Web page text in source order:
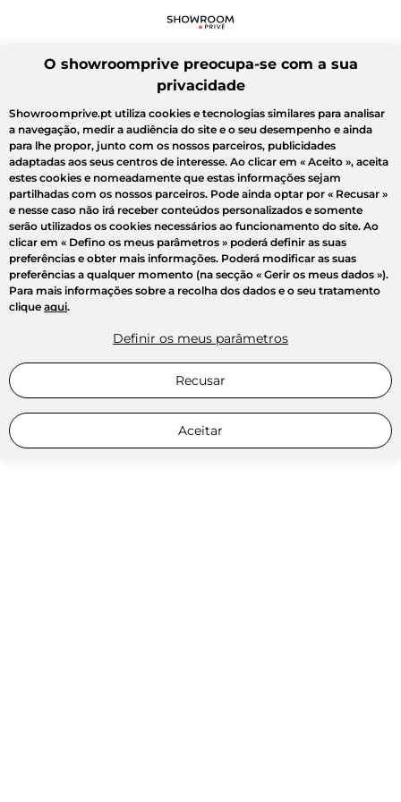
O showroomprive preocupa-se com a sua
privacidade
Showroomprive.pt utiliza cookies e tecnologias similares para analisar
a navegação, medir a audiência do site e o seu desempenho e ainda
para lhe propor, junto com os nossos parceiros, publicidades
adaptadas aos seus centros de interesse. Ao clicar em « Aceito », aceita
estes cookies e nomeadamente que estas informações sejam
partilhadas com os nossos parceiros. Pode ainda optar por « Recusar »
e nesse caso não irá receber conteúdos personalizados e somente
serão utilizados os cookies necessários ao funcionamento do site. Ao
clicar em « Defino os meus parâmetros » poderá definir as suas
preferências e obter mais informações. Poderá modificar as suas
preferências a qualquer momento (na secção « Gerir os meus dados »).
Para mais informações sobre a recolha dos dados e o seu tratamento
clique aqui.
Definir os meus parâmetros
Recusar
Aceitar